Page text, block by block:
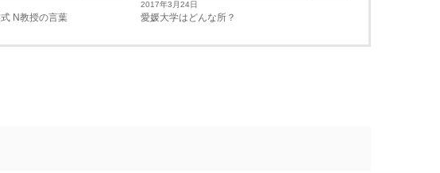
N教授の言葉
2017年3月24日
愛媛大学はどんな所？